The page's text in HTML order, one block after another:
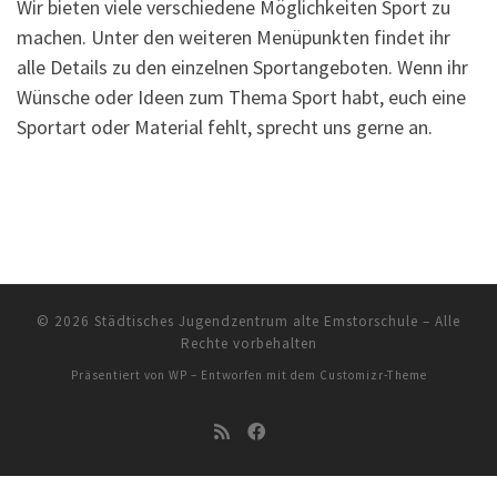
Wir bieten viele verschiedene Möglichkeiten Sport zu
machen. Unter den weiteren Menüpunkten findet ihr
alle Details zu den einzelnen Sportangeboten. Wenn ihr
Wünsche oder Ideen zum Thema Sport habt, euch eine
Sportart oder Material fehlt, sprecht uns gerne an.
© 2026 Städtisches Jugendzentrum alte Emstorschule – Alle
Rechte vorbehalten
Präsentiert von WP – Entworfen mit dem Customizr-Theme